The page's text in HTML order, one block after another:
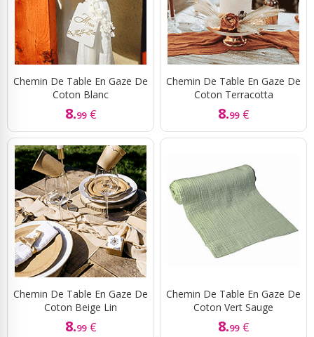
Chemin De Table En Gaze De
Coton Blanc
8.99 €
Chemin De Table En Gaze De
Coton Terracotta
8.99 €
Chemin De Table En Gaze De
Coton Beige Lin
8.99 €
Chemin De Table En Gaze De
Coton Vert Sauge
8.99 €